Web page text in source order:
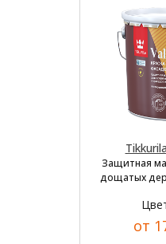
Защитная
дощатых
от